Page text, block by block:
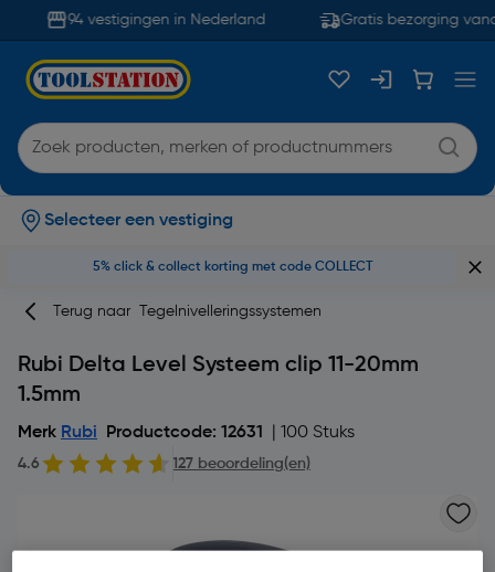
94 vestigingen in Nederland Gratis bezorging
Selecteer een vestiging
5% click & collect korting met code COLLECT
Terug naar Tegelnivelleringssystemen
Rubi Delta Level Systeem clip 11-20mm
1.5mm
Merk Rubi Productcode: 12631 | 100 Stuks
4.6 127 beoordeling(en)